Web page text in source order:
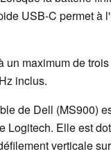
USB-C permet à
un maximum de
inclus.
de Dell (MS900)
Logitech. Elle est
verticale